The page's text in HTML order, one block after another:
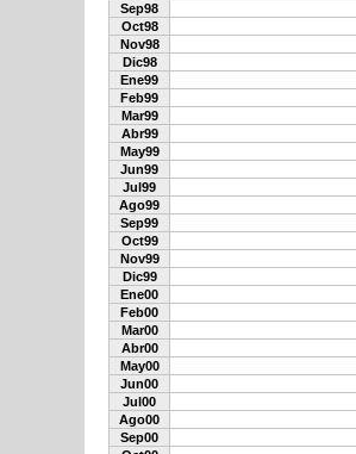
Sep98
Oct98
Nov98
Dic98
Ene99
Feb99
Mar99
Abr99
May99
Jun99
Jul99
Ago99
Sep99
Oct99
Nov99
Dic99
Ene00
Feb00
Mar00
Abr00
May00
Jun00
Jul00
Ago00
Sep00